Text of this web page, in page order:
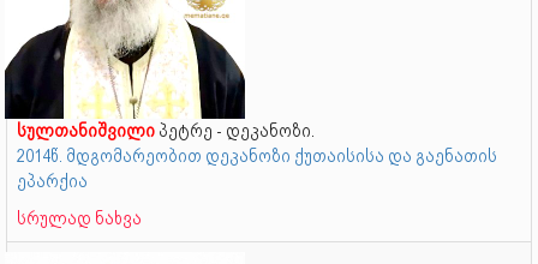
სულთანიშვილი პეტრე - დეკანოზი.
2014წ. მდგომარეობით დეკანოზი ქუთაისისა და გაენათის
ეპარქია
სრულად ნახვა